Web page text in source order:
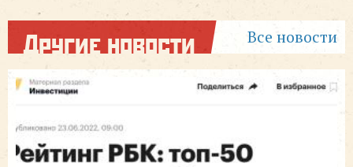
Другие новости Все новости